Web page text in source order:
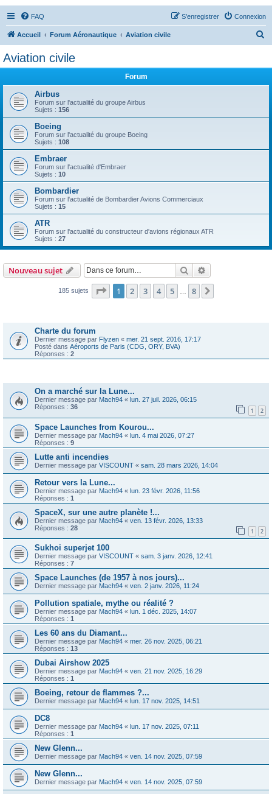
FAQ Connexion
S’enregistrer
Accueil Forum Aéronautique Aviation civile
e
Aviation civile
Forum
Airbus
Forum sur l'actualité du groupe Airbus
Sujets : 156
Boeing
Forum sur l'actualité du groupe Boeing
Sujets : 108
Embraer
Forum sur l'actualité d'Embraer
Sujets : 10
Bombardier
Forum sur l'actualité de Bombardier Avions Commerciaux
Sujets : 15
ATR
Forum sur l'actualité du constructeur d'avions régionaux ATR
Sujets : 27
Nouveau sujet Rechercher
185 sujets Page 1sur8
1 2 3 4 5 8
Charte du forum
Dernier message par Flyzen « mer. 21 sept. 2016, 17:17
Posté dans Aéroports de Paris (CDG, ORY, BVA)
Réponses : 2
On a marché sur la Lune...
Dernier message par Mach94 « lun. 27 juil. 2026, 06:15
Réponses : 36 1 2
Space Launches from Kourou...
Dernier message par Mach94 « lun. 4 mai 2026, 07:27
Réponses : 9
Lutte anti incendies
Dernier message par VISCOUNT « sam. 28 mars 2026, 14:04
Retour vers la Lune...
Dernier message par Mach94 « lun. 23 févr. 2026, 11:56
Réponses : 1
SpaceX, sur une autre planète !...
Dernier message par Mach94 « ven. 13 févr. 2026, 13:33
Réponses : 28 1 2
Sukhoi superjet 100
Dernier message par VISCOUNT « sam. 3 janv. 2026, 12:41
Réponses : 7
Space Launches (de 1957 à nos jours)...
Dernier message par Mach94 « ven. 2 janv. 2026, 11:24
Pollution spatiale, mythe ou réalité ?
Dernier message par Mach94 « lun. 1 déc. 2025, 14:07
Réponses : 1
Les 60 ans du Diamant...
Dernier message par Mach94 « mer. 26 nov. 2025, 06:21
Réponses : 13
Dubai Airshow 2025
Dernier message par Mach94 « ven. 21 nov. 2025, 16:29
Réponses : 1
Boeing, retour de flammes ?...
Dernier message par Mach94 « lun. 17 nov. 2025, 14:51
DC8
Dernier message par Mach94 « lun. 17 nov. 2025, 07:11
Réponses : 1
New Glenn...
Dernier message par Mach94 « ven. 14 nov. 2025, 07:59
New Glenn...
Dernier message par Mach94 « ven. 14 nov. 2025, 07:59